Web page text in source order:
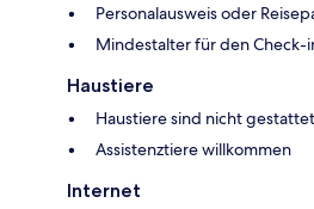
Personalausweis oder
Mindestalter für den Check-
Haustiere
Haustiere sind nicht gestattet
Assistenztiere willkommen
Internet